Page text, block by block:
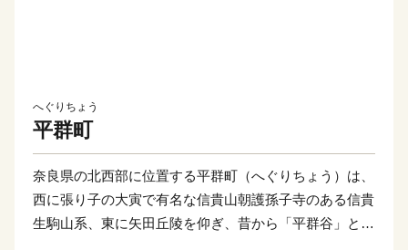
へぐりちょう
平群町
奈良県の北西部に位置する平群町（へぐりちょう）は、
西に張り子の大寅で有名な信貴山朝護孫子寺のある信貴
生駒山系、東に矢田丘陵を仰ぎ、昔から「平群谷」と呼